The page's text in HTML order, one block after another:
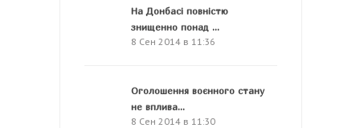
На Донбасі повністю
знищенно понад ...
8 Сен 2014 в 11:36
Оголошення воєнного стану
не вплива...
8 Сен 2014 в 11:30